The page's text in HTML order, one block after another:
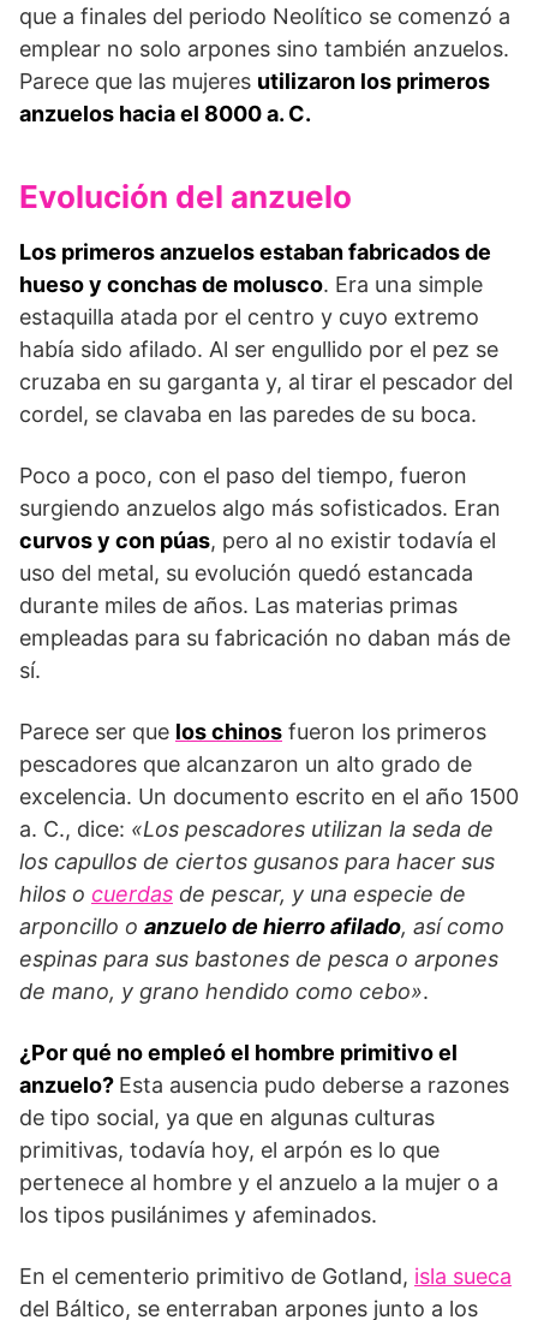
que a finales del periodo Neolítico se comenzó a
emplear no solo arpones sino también anzuelos.
Parece que las mujeres utilizaron los primeros
anzuelos hacia el 8000 a. C.
Evolución del anzuelo
Los primeros anzuelos estaban fabricados de
hueso y conchas de molusco. Era una simple
estaquilla atada por el centro y cuyo extremo
había sido afilado. Al ser engullido por el pez se
cruzaba en su garganta y, al tirar el pescador del
cordel, se clavaba en las paredes de su boca.
Poco a poco, con el paso del tiempo, fueron
surgiendo anzuelos algo más sofisticados. Eran
curvos y con púas, pero al no existir todavía el
uso del metal, su evolución quedó estancada
durante miles de años. Las materias primas
empleadas para su fabricación no daban más de
sí.
Parece ser que los chinos fueron los primeros
pescadores que alcanzaron un alto grado de
excelencia. Un documento escrito en el año 1500
a. C., dice: «Los pescadores utilizan la seda de
los capullos de ciertos gusanos para hacer sus
hilos o cuerdas de pescar, y una especie de
arponcillo o anzuelo de hierro afilado, así como
espinas para sus bastones de pesca o arpones
de mano, y grano hendido como cebo».
¿Por qué no empleó el hombre primitivo el
anzuelo? Esta ausencia pudo deberse a razones
de tipo social, ya que en algunas culturas
primitivas, todavía hoy, el arpón es lo que
pertenece al hombre y el anzuelo a la mujer o a
los tipos pusilánimes y afeminados.
En el cementerio primitivo de Gotland, isla sueca
del Báltico, se enterraban arpones junto a los